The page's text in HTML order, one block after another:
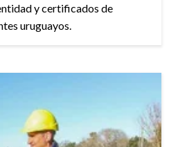
y certificados de
uruguayos.